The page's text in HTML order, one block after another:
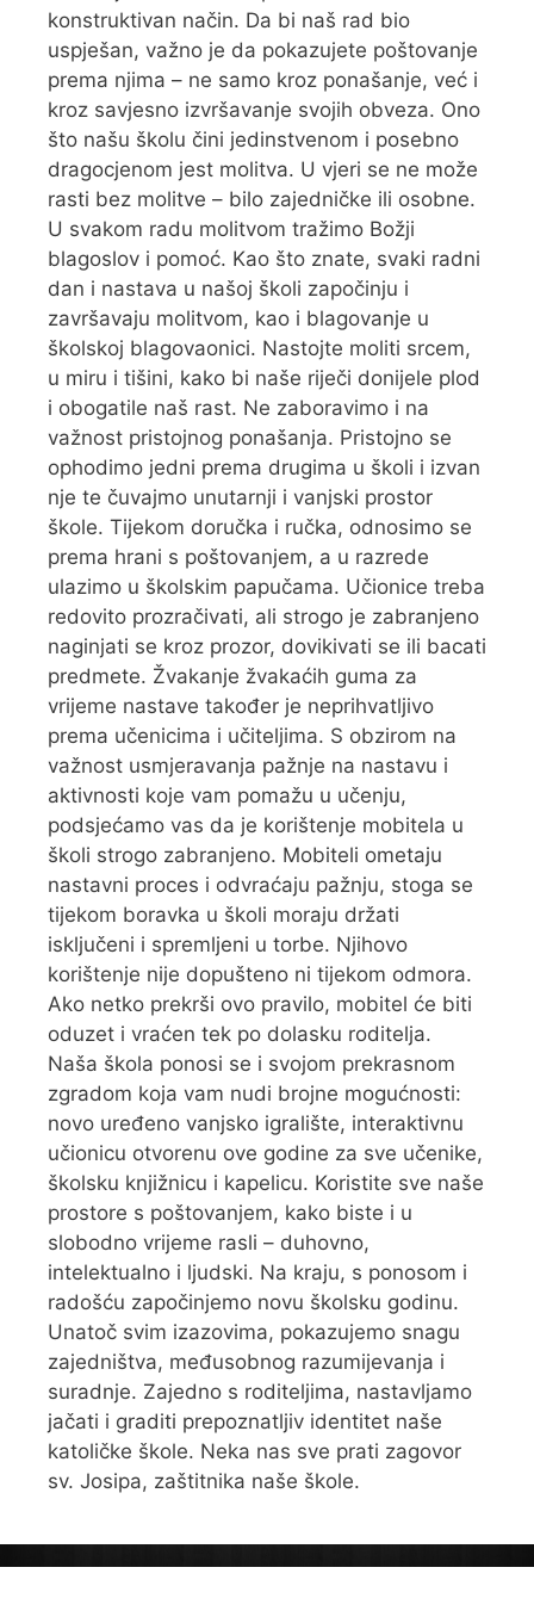
konstruktivan način. Da bi naš rad bio
uspješan, važno je da pokazujete poštovanje
prema njima – ne samo kroz ponašanje, već i
kroz savjesno izvršavanje svojih obveza. Ono
što našu školu čini jedinstvenom i posebno
dragocjenom jest molitva. U vjeri se ne može
rasti bez molitve – bilo zajedničke ili osobne.
U svakom radu molitvom tražimo Božji
blagoslov i pomoć. Kao što znate, svaki radni
dan i nastava u našoj školi započinju i
završavaju molitvom, kao i blagovanje u
školskoj blagovaonici. Nastojte moliti srcem,
u miru i tišini, kako bi naše riječi donijele plod
i obogatile naš rast. Ne zaboravimo i na
važnost pristojnog ponašanja. Pristojno se
ophodimo jedni prema drugima u školi i izvan
nje te čuvajmo unutarnji i vanjski prostor
škole. Tijekom doručka i ručka, odnosimo se
prema hrani s poštovanjem, a u razrede
ulazimo u školskim papučama. Učionice treba
redovito prozračivati, ali strogo je zabranjeno
naginjati se kroz prozor, dovikivati se ili bacati
predmete. Žvakanje žvakaćih guma za
vrijeme nastave također je neprihvatljivo
prema učenicima i učiteljima. S obzirom na
važnost usmjeravanja pažnje na nastavu i
aktivnosti koje vam pomažu u učenju,
podsjećamo vas da je korištenje mobitela u
školi strogo zabranjeno. Mobiteli ometaju
nastavni proces i odvraćaju pažnju, stoga se
tijekom boravka u školi moraju držati
isključeni i spremljeni u torbe. Njihovo
korištenje nije dopušteno ni tijekom odmora.
Ako netko prekrši ovo pravilo, mobitel će biti
oduzet i vraćen tek po dolasku roditelja.
Naša škola ponosi se i svojom prekrasnom
zgradom koja vam nudi brojne mogućnosti:
novo uređeno vanjsko igralište, interaktivnu
učionicu otvorenu ove godine za sve učenike,
školsku knjižnicu i kapelicu. Koristite sve naše
prostore s poštovanjem, kako biste i u
slobodno vrijeme rasli – duhovno,
intelektualno i ljudski. Na kraju, s ponosom i
radošću započinjemo novu školsku godinu.
Unatoč svim izazovima, pokazujemo snagu
zajedništva, međusobnog razumijevanja i
suradnje. Zajedno s roditeljima, nastavljamo
jačati i graditi prepoznatljiv identitet naše
katoličke škole. Neka nas sve prati zagovor
sv. Josipa, zaštitnika naše škole.